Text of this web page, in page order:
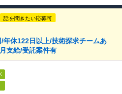
話を聞きたい応募可
/年休122日以上/技術探求チームあ
支給/受託案件有